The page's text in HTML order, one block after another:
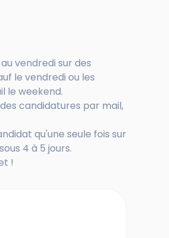
vendredi sur des
le vendredi ou les
le weekend.
candidatures par mail,
qu'une seule fois sur
4 à 5 jours.
!